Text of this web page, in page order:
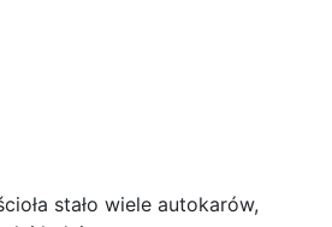
stało wiele autokarów,